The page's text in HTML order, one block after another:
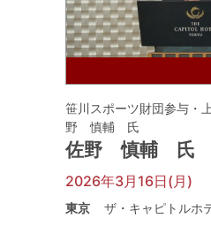
笹川スポーツ財団参与
野 慎輔 氏
佐野 慎輔 氏
2026年3月16日(月)
東京 ザ・キャピトルホ